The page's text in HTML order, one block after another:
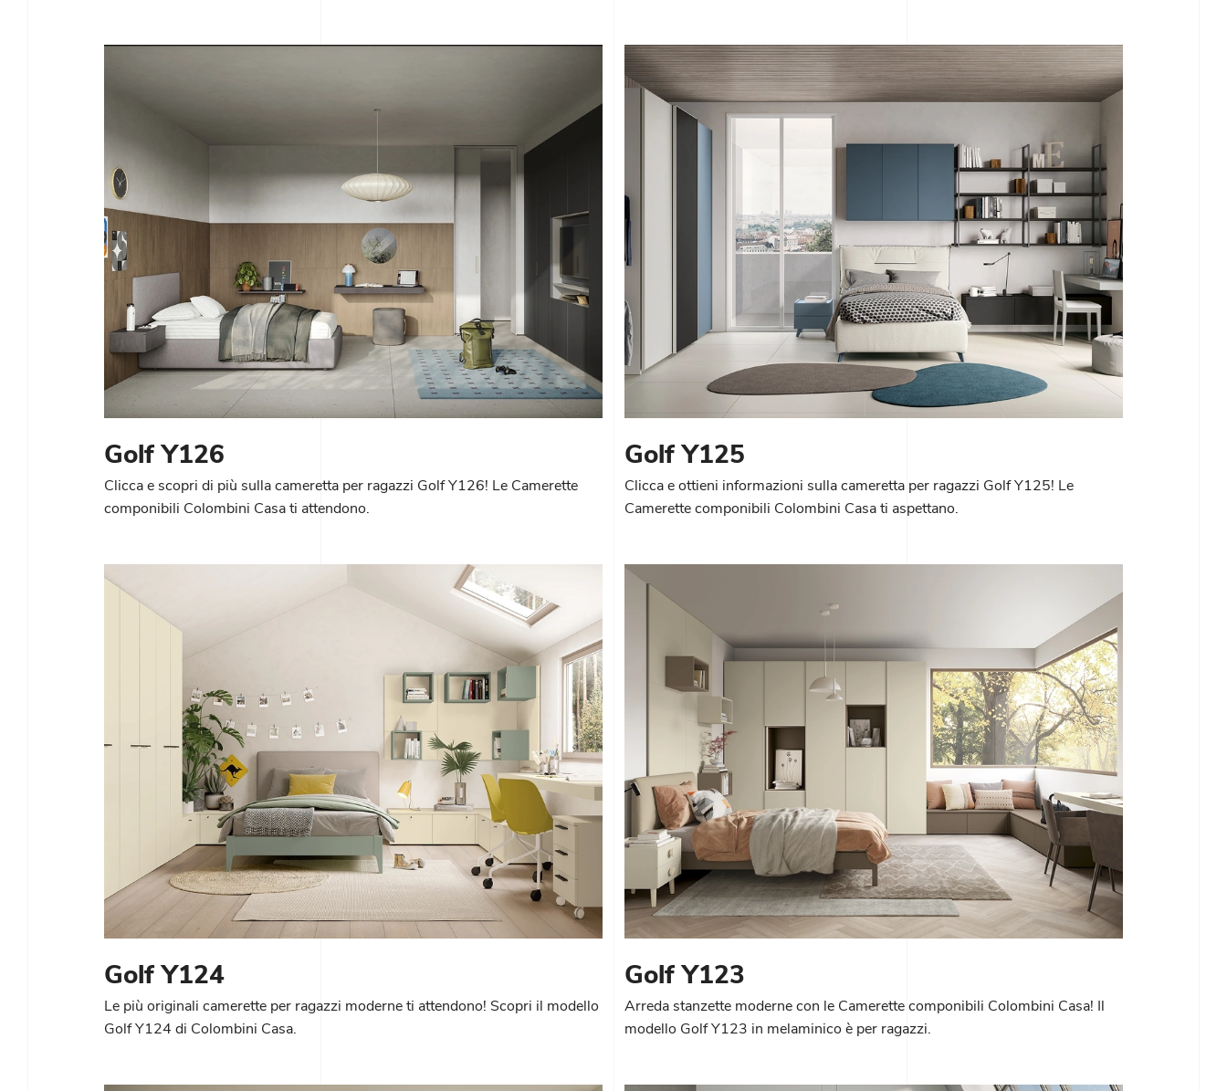
Golf Y126
Clicca e scopri di più sulla cameretta per ragazzi Golf Y126! Le Camerette
componibili Colombini Casa ti attendono.
Golf Y125
Clicca e ottieni informazioni sulla cameretta per ragazzi Golf Y125! Le
Camerette componibili Colombini Casa ti aspettano.
Golf Y124
Le più originali camerette per ragazzi moderne ti attendono! Scopri il modello
Golf Y124 di Colombini Casa.
Golf Y123
Arreda stanzette moderne con le Camerette componibili Colombini Casa! Il
modello Golf Y123 in melaminico è per ragazzi.